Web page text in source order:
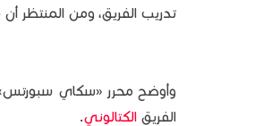
تدريب الفريق، ومن المنتظر
وأوضح محرر «سكاي
الفريق الكتالوني.